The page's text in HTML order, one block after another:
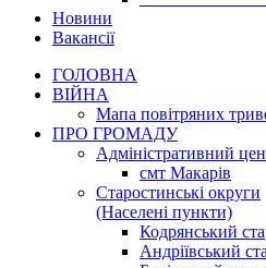
Новини
Вакансії
ГОЛОВНА
ВІЙНА
Мапа повітряних
ПРО ГРОМАДУ
Aдміністративний
смт Макарів
Старостинські округи
(Населені пункти)
Кодрянський
Андріївський